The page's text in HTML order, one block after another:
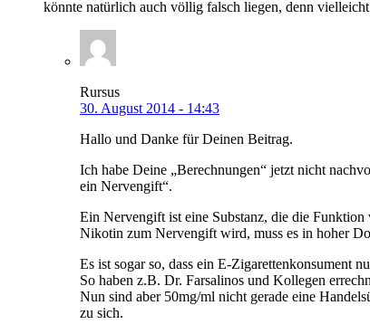
könnte natürlich auch völlig falsch liegen, denn
Rursus
30. August 2014 - 14:43
Hallo und Danke für Deinen Beitrag.
Ich habe Deine „Berechnungen“ jetzt nicht
ein Nervengift“.
Ein Nervengift ist eine Substanz, die die
Nikotin zum Nervengift wird, muss es in hoher
Es ist sogar so, dass ein E-Zigarettenkonsument
So haben z.B. Dr. Farsalinos und Kollegen
Nun sind aber 50mg/ml nicht gerade eine
zu sich.